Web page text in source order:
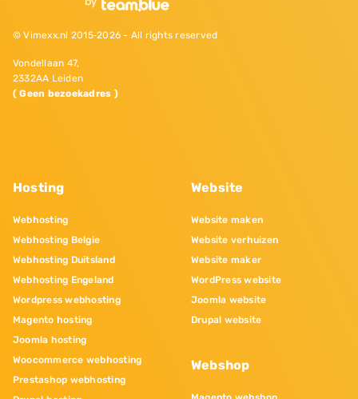
© Vimexx.nl 2015‐2026 - All rights reserved
Vondellaan 47,
2332AA Leiden
( Geen bezoekadres )
Hosting
Webhosting
Webhosting Belgie
Webhosting Duitsland
Webhosting Engeland
Wordpress webhosting
Magento hosting
Joomla hosting
Woocommerce webhosting
Prestashop webhosting
Website
Website maken
Website verhuizen
Website maker
WordPress website
Joomla website
Drupal website
Webshop